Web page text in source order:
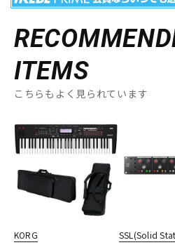
ITEMS
こちらもよく見られています
KORG
SSL(Solid